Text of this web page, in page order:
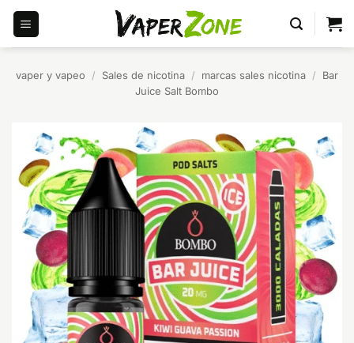
Saltar
contenido
vaper y vapeo / Sales de nicotina / marcas sales nicotina /
Bar
Juice Salt Bombo